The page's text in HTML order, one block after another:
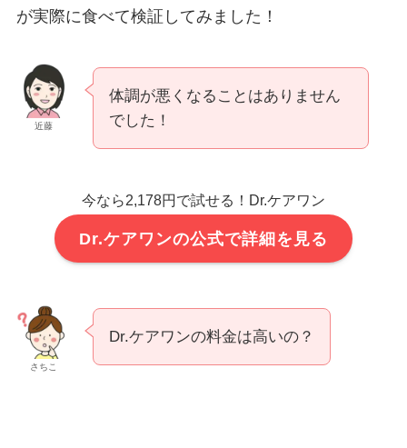
が実際に食べて検証してみました！
近藤
体調が悪くなることはありません
でした！
今なら2,178円で試せる！Dr.ケアワン
Dr.ケアワンの公式で詳細を見る
さちこ
Dr.ケアワンの料金は高いの？